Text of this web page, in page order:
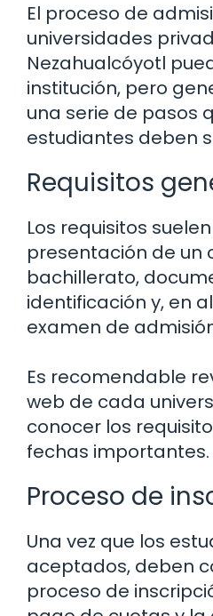
El proceso de
universidades
Nezahualcóyotl
institución, pero
una serie de pasos
estudiantes deben
Requisitos
Los requisitos
presentación de un
bachillerato,
identificación y, en
examen de
Es recomendable
web de cada
conocer los
fechas importantes.
Proceso de
Una vez que los
aceptados, deben
proceso de